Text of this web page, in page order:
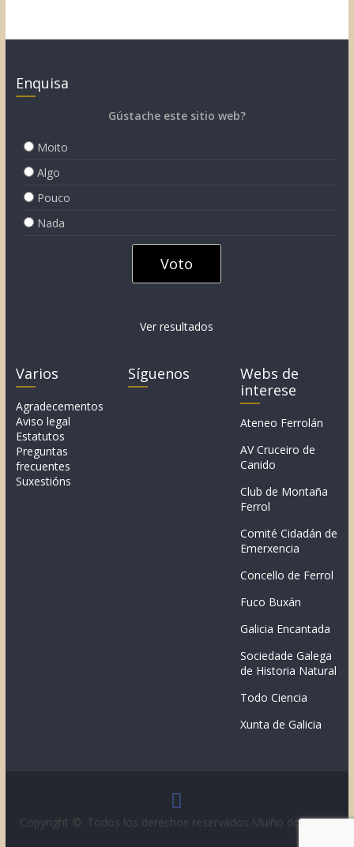
Enquisa
Gústache este sitio web?
Moito
Algo
Pouco
Nada
Ver resultados
Varios
Agradecementos
Aviso legal
Estatutos
Preguntas
frecuentes
Suxestións
Síguenos
Webs de
interese
Ateneo Ferrolán
AV Cruceiro de
Canido
Club de Montaña
Ferrol
Comité Cidadán de
Emerxencia
Concello de Ferrol
Fuco Buxán
Galicia Encantada
Sociedade Galega
de Historia Natural
Todo Ciencia
Xunta de Galicia